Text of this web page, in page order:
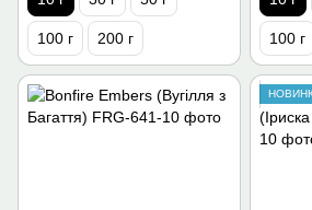
100 г 200 г 100 г